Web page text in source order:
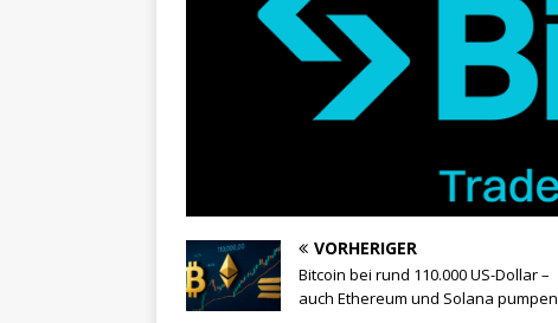
VORHERIGER
Bitcoin bei rund 110.000 US-Dollar –
auch Ethereum und Solana pumpen